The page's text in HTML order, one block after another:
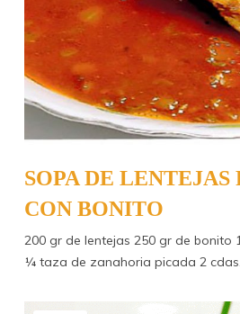
SOPA DE LENTEJAS
CON BONITO
200 gr de lentejas 250 gr de bonito
¼ taza de zanahoria picada 2